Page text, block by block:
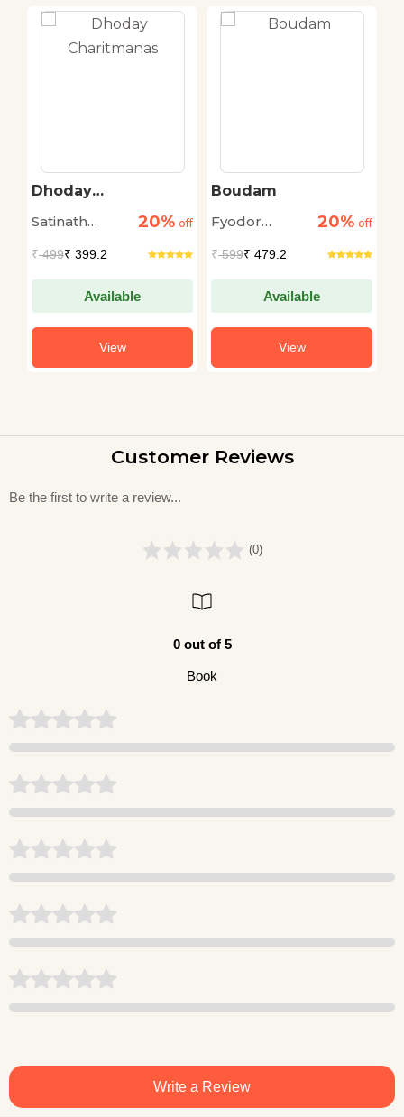
Dhoday
Satinath
20% off
₹499₹ 399.2
Available
View
Boudam
Fyodor
20% off
₹599₹ 479.2
Available
View
Customer Reviews
Be the first to write a review...
(0)
0 out of 5
Book
Write a Review